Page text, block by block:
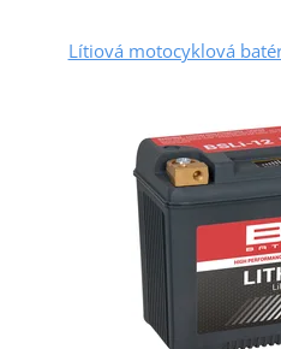
Lítiová motocyklová